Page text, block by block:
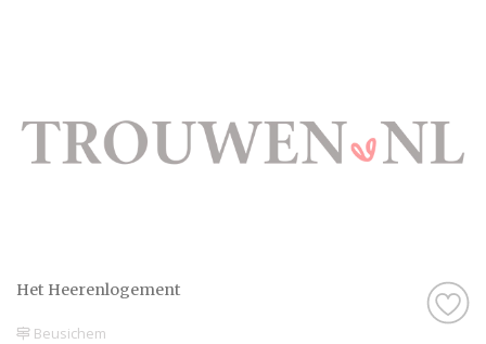
Het Heerenlogement
Beusichem